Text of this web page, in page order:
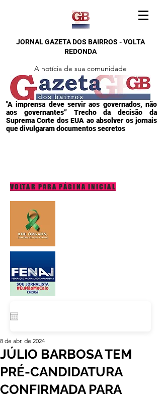
JORNAL GAZETA DOS BAIRROS - VOLTA
REDONDA
A notícia de sua comunidade
"A imprensa deve servir aos governados, não
aos governantes” Trecho da decisão da
Suprema Corte dos EUA ao absolver os jornais
que divulgaram documentos secretos
VOLTAR PARA PÁGINA INICIAL
JÚLIO BARBOSA TEM
PRÉ-CANDIDATURA
CONFIRMADA PARA
8 de abr. de 2024